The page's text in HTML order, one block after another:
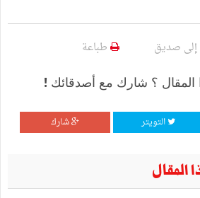
صديق طباعة
؟ شارك مع أصدقائك !
التويتر شارك
المقال